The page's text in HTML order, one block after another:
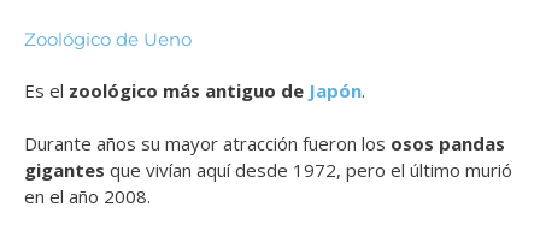
Zoológico de Ueno
Es el zoológico más antiguo de Japón.
Durante años su mayor atracción fueron los osos pandas
gigantes que vivían aquí desde 1972, pero el último murió
en el año 2008.